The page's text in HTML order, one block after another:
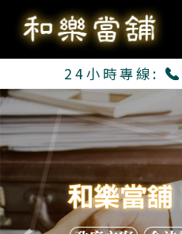
24小時專線: